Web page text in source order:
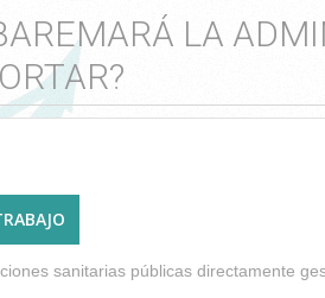
LA
sanitarias públicas directamente